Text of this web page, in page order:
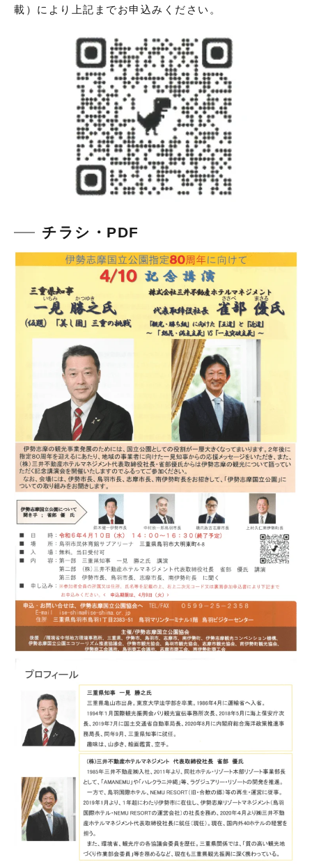
載）により上記までお申込みください。
チラシ・PDF